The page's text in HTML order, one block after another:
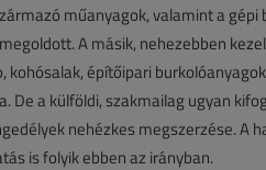
műanyagok, valamint a
A másik, nehezebben
kohósalak, építőipari
De a külföldi, szakmailag ugyan
nehézkes megszerzése. A
is folyik ebben az irányban.